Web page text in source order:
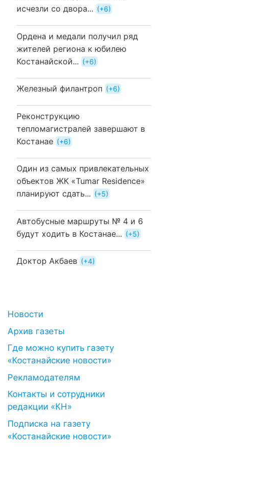
исчезли со двора...
+6
Ордена и медали получил ряд
жителей региона к юбилею
Костанайской...
+6
Железный филантроп +6
Реконструкцию
тепломагистралей завершают в
Костанае
+6
Один из самых привлекательных
объектов ЖК «Tumar Residence»
планируют сдать...
+5
Автобусные маршруты № 4 и 6
будут ходить в Костанае...
+5
Доктор Акбаев +4
Новости
Архив газеты
Где можно купить газету
«Костанайские новости»
Рекламодателям
Контакты и сотрудники
редакции «КН»
Подписка на газету
«Костанайские новости»